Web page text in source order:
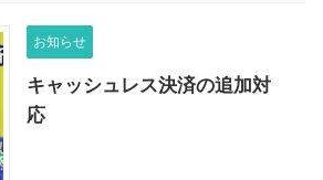
お知らせ
キャッシュレス決済の追加対
応